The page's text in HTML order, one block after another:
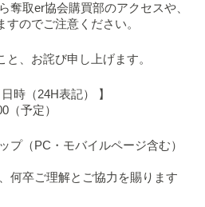
奪取er協会購買部のアクセスや、
のでご注意ください。
、お詫び申し上げます。
時（24H表記） 】
（予定）
プ（PC・モバイルページ含む）
何卒ご理解とご協力を賜ります